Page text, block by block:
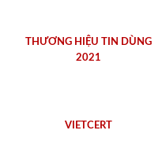
THƯƠNG HIỆU TIN DÙNG
2021
VIETCERT